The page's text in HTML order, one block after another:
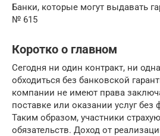
Банки, которые могут выдавать
№ 615
Коротко о главном
Сегодня ни один контракт, ни
обходиться без банковской
компании не имеют права
поставке или оказании услуг без
Таким образом, участники
обязательств. Доход от